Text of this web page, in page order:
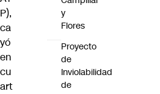
P),
ca
yó
en
cu
art
y
Flores
Proyecto
de
Inviolabilidad
de